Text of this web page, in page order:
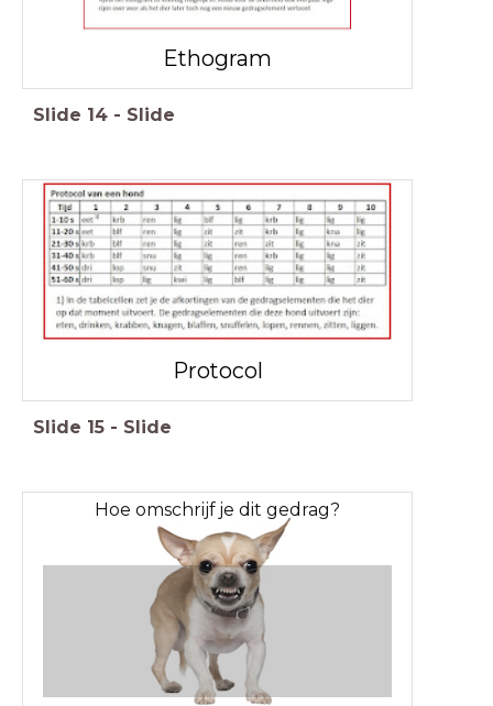
Ethogram
Slide 14 - Slide
Protocol
Slide 15 - Slide
Hoe omschrijf je dit gedrag?